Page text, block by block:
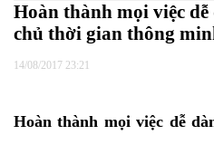
Hoàn thành mọi việc
chủ thời gian thông
14/08/2017 23:21
Hoàn thành mọi việc dễ